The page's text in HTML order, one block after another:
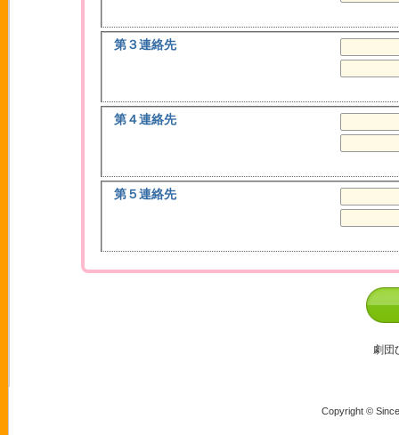
第３連絡先
第４連絡先
第５連絡先
劇団
Copyright ©